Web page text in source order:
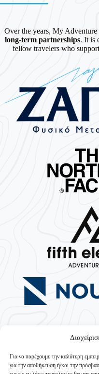
Για να παρέχουμε την καλύτερη
για την αποθήκευση ή/και την
Over the years, My Adventure
long-term partnerships. It is
fellow travelers who